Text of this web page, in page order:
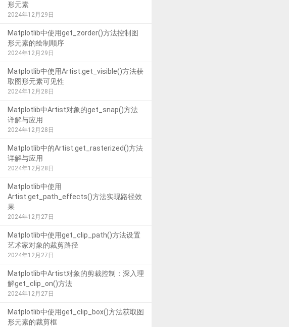
形元素
2024年12月29日
Matplotlib中使用get_zorder()方法控制图
形元素的绘制顺序
2024年12月29日
Matplotlib中使用Artist.get_visible()方法获
取图形元素可见性
2024年12月28日
Matplotlib中Artist对象的get_snap()方法
详解与应用
2024年12月28日
Matplotlib中的Artist.get_rasterized()方法
详解与应用
2024年12月28日
Matplotlib中使用
Artist.get_path_effects()方法实现路径效
果
2024年12月27日
Matplotlib中使用get_clip_path()方法设置
艺术家对象的裁剪路径
2024年12月27日
Matplotlib中Artist对象的剪裁控制：深入理
解get_clip_on()方法
2024年12月27日
Matplotlib中使用get_clip_box()方法获取图
形元素的裁剪框